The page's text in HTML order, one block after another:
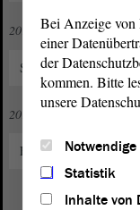
2017 bis 2023
Stellvertretender
2019 bis 2024
Fraktionsvorsitz in der
Bei Anzeige von
einer
der
kommen. Bitte
unsere
Notwendige
Statistik
Inhalte von